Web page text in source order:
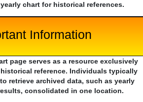
chart for historical references.
Information
page serves as a resource exclusively
reference. Individuals typically
retrieve archived data, such as yearly
consolidated in one location.